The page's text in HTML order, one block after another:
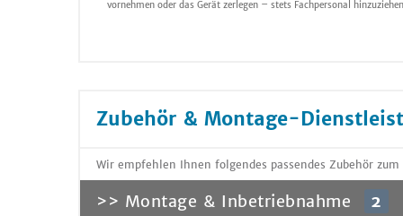
vornehmen oder das Gerät zerlegen – stets Fachpersonal
Zubehör & Montage-
Wir empfehlen Ihnen folgendes passendes Zubehör
>> Montage & Inbetriebnahme 2